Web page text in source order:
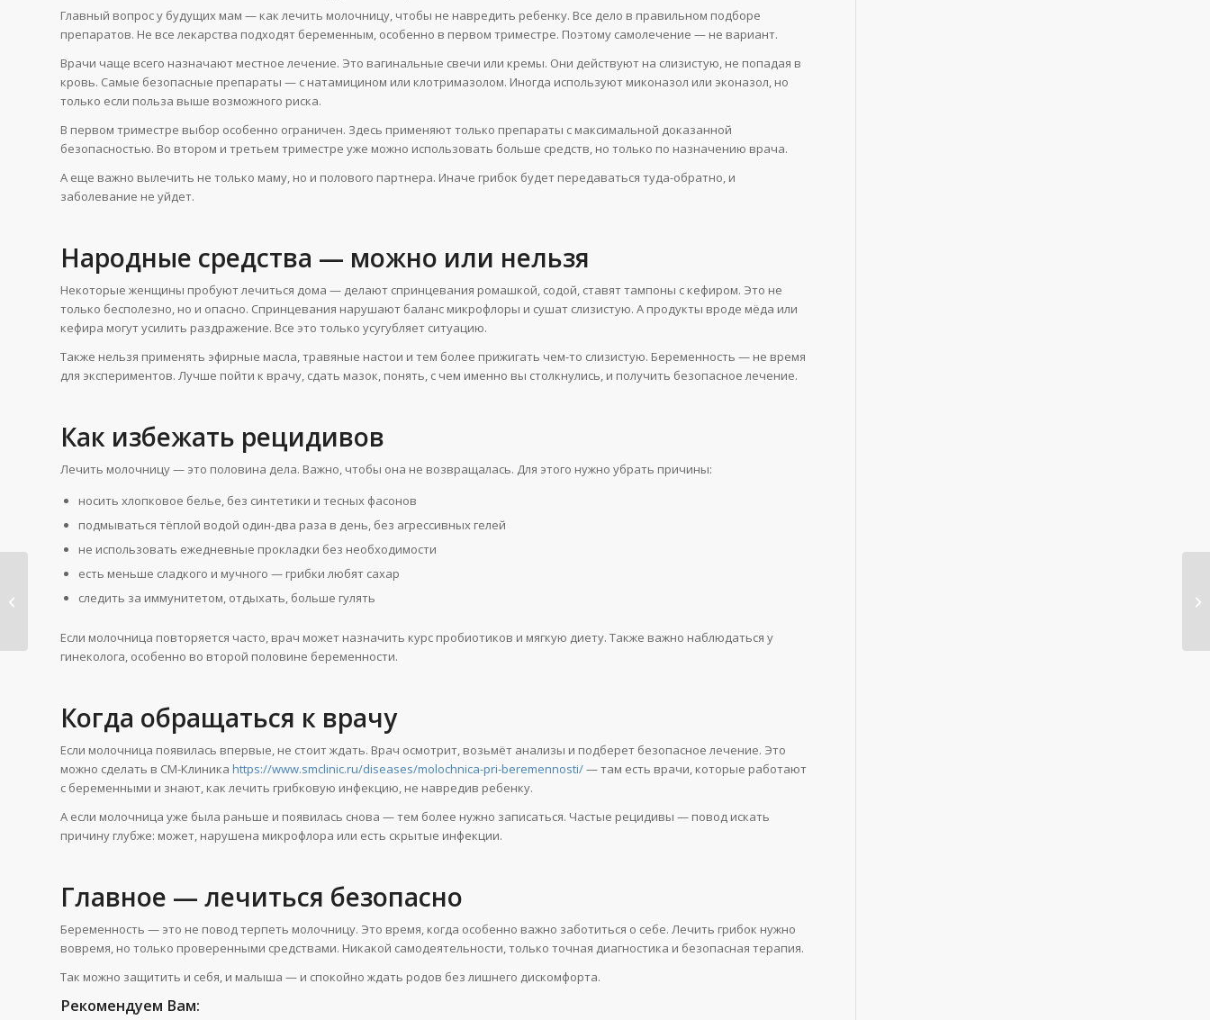
Главный вопрос у будущих мам — как лечить молочницу, чтобы не навредить ребенку. Все дело в правильном подборе
препаратов. Не все лекарства подходят беременным, особенно в первом триместре. Поэтому самолечение — не вариант.
Врачи чаще всего назначают местное лечение. Это вагинальные свечи или кремы. Они действуют на слизистую, не попадая в
кровь. Самые безопасные препараты — с натамицином или клотримазолом. Иногда используют миконазол или эконазол, но
только если польза выше возможного риска.
В первом триместре выбор особенно ограничен. Здесь применяют только препараты с максимальной доказанной
безопасностью. Во втором и третьем триместре уже можно использовать больше средств, но только по назначению врача.
А еще важно вылечить не только маму, но и полового партнера. Иначе грибок будет передаваться туда-обратно, и
заболевание не уйдет.
Народные средства — можно или нельзя
Некоторые женщины пробуют лечиться дома — делают спринцевания ромашкой, содой, ставят тампоны с кефиром. Это не
только бесполезно, но и опасно. Спринцевания нарушают баланс микрофлоры и сушат слизистую. А продукты вроде мёда или
кефира могут усилить раздражение. Все это только усугубляет ситуацию.
Также нельзя применять эфирные масла, травяные настои и тем более прижигать чем-то слизистую. Беременность — не время
для экспериментов. Лучше пойти к врачу, сдать мазок, понять, с чем именно вы столкнулись, и получить безопасное лечение.
Как избежать рецидивов
Лечить молочницу — это половина дела. Важно, чтобы она не возвращалась. Для этого нужно убрать причины:
носить хлопковое белье, без синтетики и тесных фасонов
подмываться тёплой водой один-два раза в день, без агрессивных гелей
не использовать ежедневные прокладки без необходимости
есть меньше сладкого и мучного — грибки любят сахар
следить за иммунитетом, отдыхать, больше гулять
Если молочница повторяется часто, врач может назначить курс пробиотиков и мягкую диету. Также важно наблюдаться у
гинеколога, особенно во второй половине беременности.
Когда обращаться к врачу
Если молочница появилась впервые, не стоит ждать. Врач осмотрит, возьмёт анализы и подберет безопасное лечение. Это
можно сделать в СМ-Клиника https://www.smclinic.ru/diseases/molochnica-pri-beremennosti/— там есть врачи, которые работают
с беременными и знают, как лечить грибковую инфекцию, не навредив ребенку.
А если молочница уже была раньше и появилась снова — тем более нужно записаться. Частые рецидивы — повод искать
причину глубже: может, нарушена микрофлора или есть скрытые инфекции.
Главное — лечиться безопасно
Беременность — это не повод терпеть молочницу. Это время, когда особенно важно заботиться о себе. Лечить грибок нужно
вовремя, но только проверенными средствами. Никакой самодеятельности, только точная диагностика и безопасная терапия.
Так можно защитить и себя, и малыша — и спокойно ждать родов без лишнего дискомфорта.
Рекомендуем Вам:
Топ-6 самых
удивительных услуг